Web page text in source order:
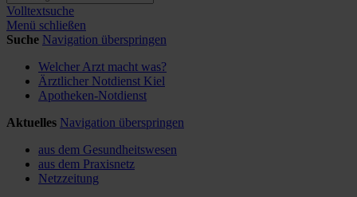
Volltextsuche
Menü schließen
Suche Navigation überspringen
Welcher Arzt macht was?
Ärztlicher Notdienst Kiel
Apotheken-Notdienst
Aktuelles Navigation überspringen
aus dem Gesundheitswesen
aus dem Praxisnetz
Netzzeitung